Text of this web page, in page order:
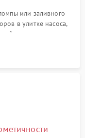
или заливного
в улитке насоса,
ремонт платы
проводки.